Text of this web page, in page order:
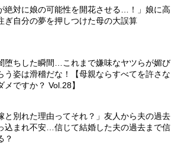
絶対に娘の可能性を開花させる…！」娘に高
ぎ自分の夢を押しつけた母の大誤算
堕ちした瞬間…これまで嫌味なヤツらが媚び
う姿は滑稽だな！【母親ならすべてを許さな
メですか？ Vol.28】
と別れた理由ってそれ？」友人から夫の過去
込まれ不安…信じて結婚した夫の過去まで信
？